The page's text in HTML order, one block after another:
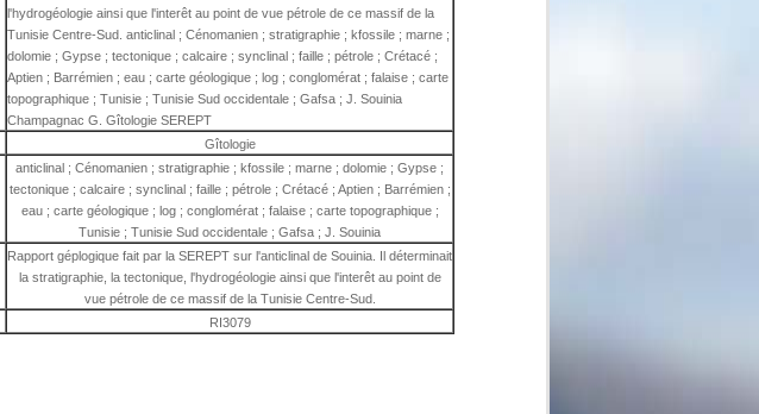
l'hydrogéologie ainsi que l'interêt au point de vue pétrole de ce massif de la
Tunisie Centre-Sud. anticlinal ; Cénomanien ; stratigraphie ; kfossile ; marne ;
dolomie ; Gypse ; tectonique ; calcaire ; synclinal ; faille ; pétrole ; Crétacé ;
Aptien ; Barrémien ; eau ; carte géologique ; log ; conglomérat ; falaise ; carte
topographique ; Tunisie ; Tunisie Sud occidentale ; Gafsa ; J. Souinia
Champagnac G. Gîtologie SEREPT
Gîtologie
anticlinal ; Cénomanien ; stratigraphie ; kfossile ; marne ; dolomie ; Gypse ;
tectonique ; calcaire ; synclinal ; faille ; pétrole ; Crétacé ; Aptien ; Barrémien ;
eau ; carte géologique ; log ; conglomérat ; falaise ; carte topographique ;
Tunisie ; Tunisie Sud occidentale ; Gafsa ; J. Souinia
Rapport géplogique fait par la SEREPT sur l'anticlinal de Souinia. Il déterminait
la stratigraphie, la tectonique, l'hydrogéologie ainsi que l'interêt au point de
vue pétrole de ce massif de la Tunisie Centre-Sud.
RI3079